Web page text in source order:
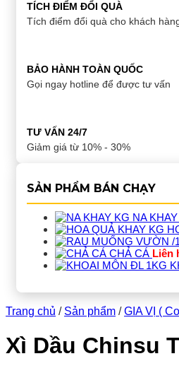
TÍCH ĐIỂM ĐỔI QUÀ
Tích điểm đổi quà cho khách
BẢO HÀNH TOÀN QUỐC
Gọi ngay hotline để được tư vấn
TƯ VẤN 24/7
Giảm giá từ 10% - 30%
SẢN PHẨM BÁN CHẠY
NA
CHẢ CÁ Liên
Trang chủ / Sản phẩm / GIA VỊ (
Xì Dầu Chinsu